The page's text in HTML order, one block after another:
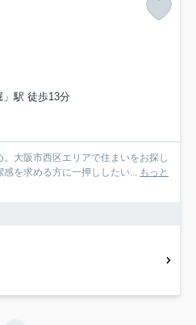
駅 徒歩13分
大阪市西区エリアで住まいをお探し
を求める方に一押ししたい... もっと